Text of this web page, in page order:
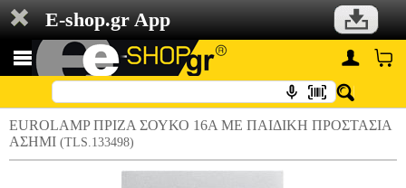
E-shop.gr App
EUROLAMP ΠΡΙΖΑ ΣΟΥΚΟ 16A ΜΕ ΠΑΙΔΙΚΗ ΠΡΟΣΤΑΣΙΑ
ΑΣΗΜΙ (TLS.133498)